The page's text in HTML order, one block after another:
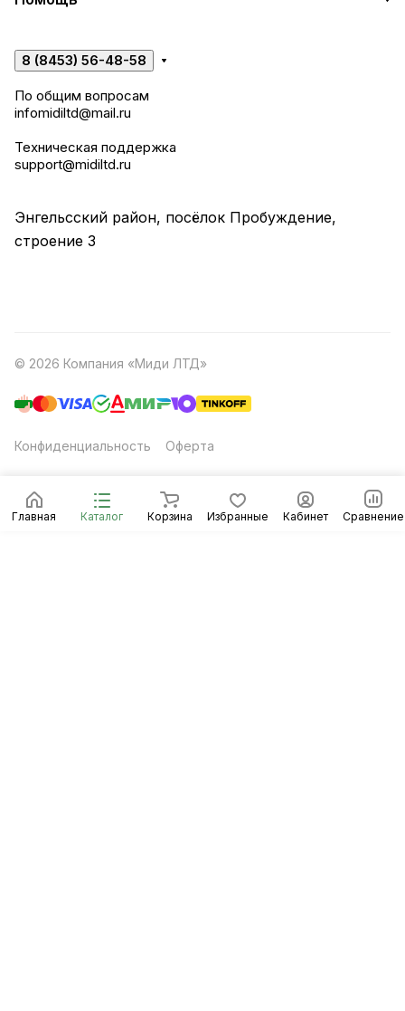
Главная Каталог Корзина Избранные Кабинет Сравнение
8 (8453) 56-48-58
По общим вопросам
infomidiltd@mail.ru
Техническая поддержка
support@midiltd.ru
Энгельсский район, посёлок Пробуждение,
строение 3
© 2026 Компания «Миди ЛТД»
Конфиденциальность Оферта